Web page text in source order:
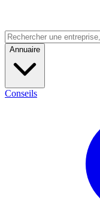
Annuaire
Conseils